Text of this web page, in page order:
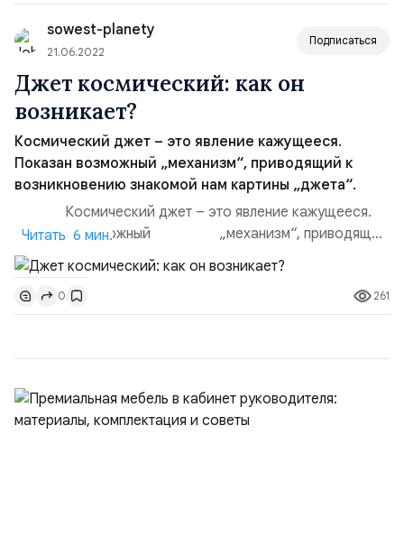
история крепко взаимосвязана с...
sowest-planety
21.06.2022
Подписаться
Джет космический: как он
возникает?
Космический джет – это явление кажущееся.
Показан возможный „механизм“, приводящий к
возникновению знакомой нам картины „джета“.
Космический джет – это явление кажущееся.
Показан возможный „механизм“, приводящий
к возникновению знакомой нам картины
„джета“.Джет космический: жизнь и смерть всегда
повсюду рядом. Жизн...
Читать 6 мин.
0 261